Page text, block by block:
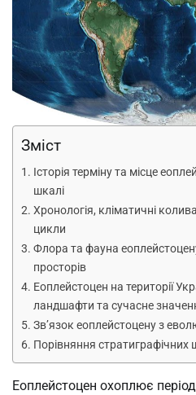
Зміст
Історія терміну та місце
шкалі
Хронологія, кліматичні
цикли
Флора та фауна
просторів
Еоплейстоцен на території
ландшафти та сучасне
Зв’язок еоплейстоцену з
Порівняння стратиграфічних
Еоплейстоцен охоплює